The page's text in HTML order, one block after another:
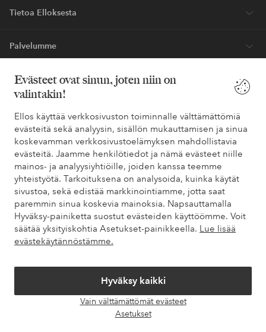
Evästeet ovat sinun, joten niin on
valintakin!
Ellos käyttää verkkosivuston toiminnalle välttämättömiä
evästeitä sekä analyysin, sisällön mukauttamisen ja sinua
koskevamman verkkosivustoelämyksen mahdollistavia
evästeitä. Jaamme henkilötiedot ja nämä evästeet niille
mainos- ja analyysiyhtiöille, joiden kanssa teemme
yhteistyötä. Tarkoituksena on analysoida, kuinka käytät
sivustoa, sekä edistää markkinointiamme, jotta saat
paremmin sinua koskevia mainoksia. Napsauttamalla
Hyväksy-painiketta suostut evästeiden käyttöömme. Voit
säätää yksityiskohtia Asetukset-painikkeella. Lue lisää
evästekäytännöstämme.
Hyväksy kaikki
Vain välttämättömät evästeet
Asetukset
Tarvitsetko apua?
Löydät vastaukset useimmin kysyttyihin kysymyksiin usein
kysytyistä kysymyksistä. Löydät myös tietoa siitä, miten voit ottaa
meihin yhteyttä.
Asiakaspalvelu Tilaukset Maksutavat
Omat sivut